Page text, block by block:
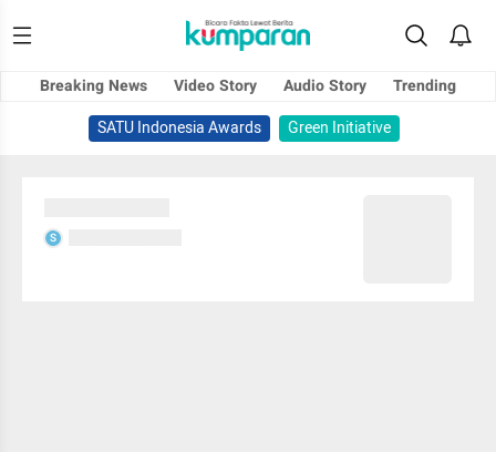
Breaking News Video Story Audio Story
Trending
SATU Indonesia Awards
Green Initiative
S